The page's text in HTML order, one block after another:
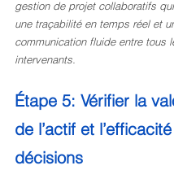
gestion de projet collaboratifs
une traçabilité en temps réel et
communication fluide entre tous
intervenants.
Étape 5: Vérifier la
de l’actif et
décisions